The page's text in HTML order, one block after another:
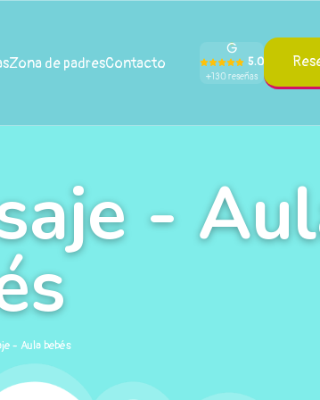
Zona de padresContacto 5.0
+130 reseñas
-
- Aula bebés